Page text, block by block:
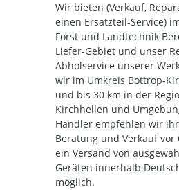
Wir bieten (Verkauf,
einen Ersatzteil-Service)
Forst und Landtechnik
Liefer-Gebiet und unser
Abholservice unserer
wir im Umkreis Bottrop-
und bis 30 km in der
Kirchhellen und
Händler empfehlen wir
Beratung und Verkauf vor
ein Versand von
Geräten innerhalb
möglich.